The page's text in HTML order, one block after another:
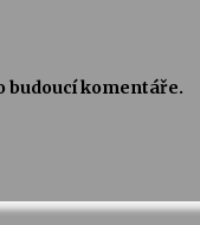
budoucí komentáře.